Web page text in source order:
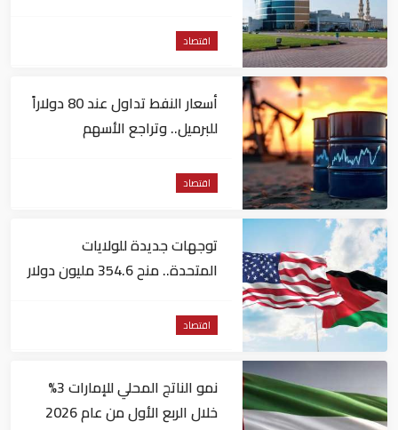
اقتصاد
أسعار النفط تداول عند 80 دولاراً
للبرميل.. وتراجع الأسهم
اقتصاد
توجهات جديدة للولايات
المتحدة.. منح 354.6 مليون دولار
اقتصاد
نمو الناتج المحلي للإمارات 3%
خلال الربع الأول من عام 2026